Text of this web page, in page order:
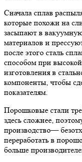
Сначала сплав
которые похожи на
засыпают в
материалов и
после этого сталь
способом при
изготовления в
компоненты, чтобы
показателям.
Порошковые стали
здесь сложнее,
производство—
переработать в
больше